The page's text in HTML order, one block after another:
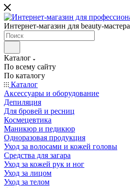
Интернет-магазин для beauty-мастера
Каталог
По всему сайту
По каталогу
Каталог
Аксессуары и оборудование
Депиляция
Для бровей и ресниц
Космецевтика
Маникюр и педикюр
Одноразовая продукция
Уход за волосами и кожей головы
Средства для загара
Уход за кожей рук и ног
Уход за лицом
Уход за телом